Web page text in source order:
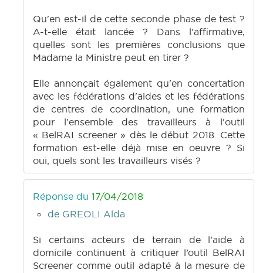
Qu'en est-il de cette seconde phase de test ?
A-t-elle était lancée ? Dans l'affirmative,
quelles sont les premières conclusions que
Madame la Ministre peut en tirer ?
Elle annonçait également qu'en concertation
avec les fédérations d'aides et les fédérations
de centres de coordination, une formation
pour l'ensemble des travailleurs à l'outil
« BelRAI screener » dès le début 2018. Cette
formation est-elle déjà mise en oeuvre ? Si
oui, quels sont les travailleurs visés ?
Réponse du 17/04/2018
de GREOLI Alda
Si certains acteurs de terrain de l’aide à
domicile continuent à critiquer l’outil BelRAI
Screener comme outil adapté à la mesure de